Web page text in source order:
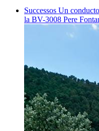
Successos Un
la BV-3008 Pere